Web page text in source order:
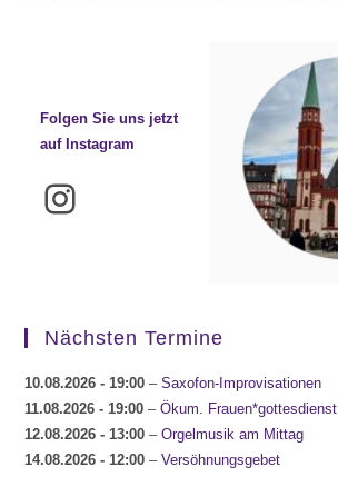
Folgen Sie uns jetzt
auf Instagram
Instagram
Nächsten Termine
10.08.2026 - 19:00 –Saxofon-Improvisationen
11.08.2026 - 19:00 –Ökum. Frauen*gottesdienst
12.08.2026 - 13:00 –Orgelmusik am Mittag
14.08.2026 - 12:00 –Versöhnungsgebet